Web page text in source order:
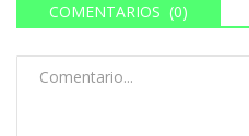
COMENTARIOS (0)